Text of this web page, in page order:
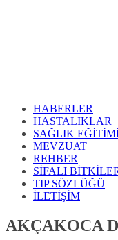
HABERLER
HASTALIKLAR
SAĞLIK
MEVZUAT
REHBER
SİFALI
TIP SÖZLÜĞÜ
İLETİŞİM
AKÇAKOCA